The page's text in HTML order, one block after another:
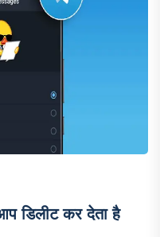
डिलीट कर देता है